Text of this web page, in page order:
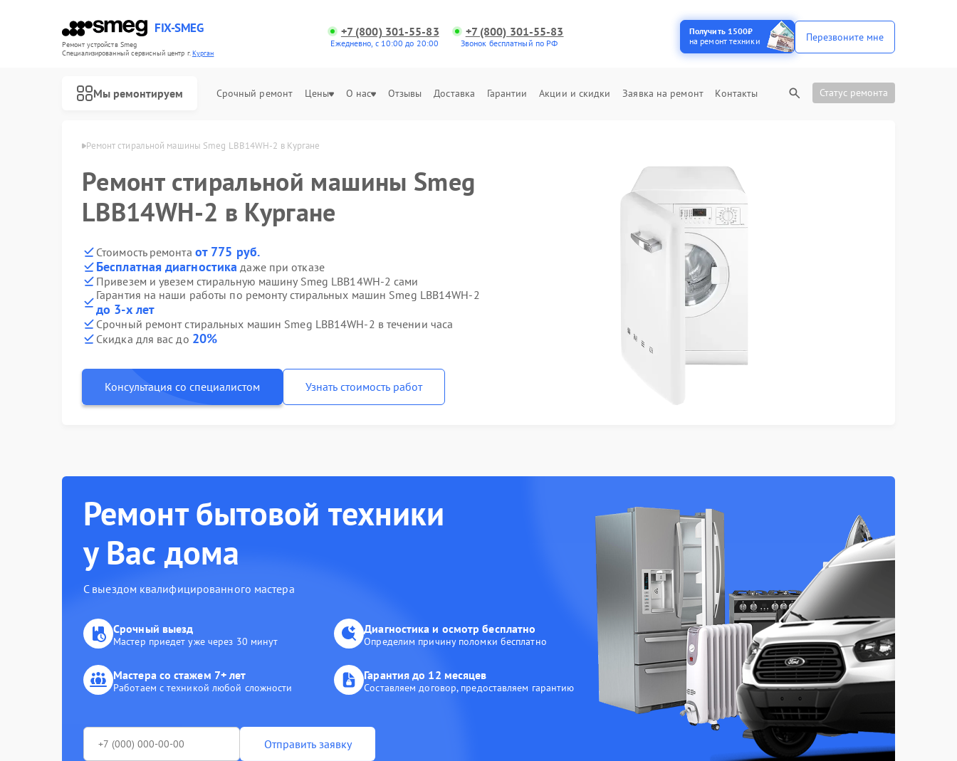
FIX-SMEG
Ремонт устройств Smeg
Специализированный cервисный центр г.Курган
+7 (800) 301-55-83
Ежедневно, с 10:00 до 20:00
+7 (800) 301-55-83
Звонок бесплатный по РФ
Получить 1500₽
на ремонт техники
Перезвоните мне
Мы ремонтируем Срочный ремонт Цены О нас Отзывы Доставка Гарантии Акции и скидки Заявка на ремонт Контакты Статус ремонта
Ремонт стиральной машины Smeg LBB14WH-2 в Кургане
Ремонт стиральной машины Smeg
LBB14WH-2 в Кургане
Стоимость ремонта от 775 руб.
Бесплатная диагностика даже при отказе
Привезем и увезем стиральную машину Smeg LBB14WH-2 сами
Гарантия на наши работы по ремонту стиральных машин Smeg LBB14WH-2
до 3-х лет
Срочный ремонт стиральных машин Smeg LBB14WH-2 в течении часа
Скидка для вас до 20%
Консультация со специалистом Узнать стоимость работ
Ремонт бытовой техники
у Вас дома
С выездом квалифицированного мастера
Срочный выезд
Мастер приедет уже через 30 минут
Диагностика и осмотр бесплатно
Определим причину поломки бесплатно
Мастера со стажем 7+ лет
Работаем с техникой любой сложности
Гарантия до 12 месяцев
Составляем договор, предоставляем гарантию
Отправить заявку